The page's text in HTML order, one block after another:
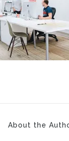
About the